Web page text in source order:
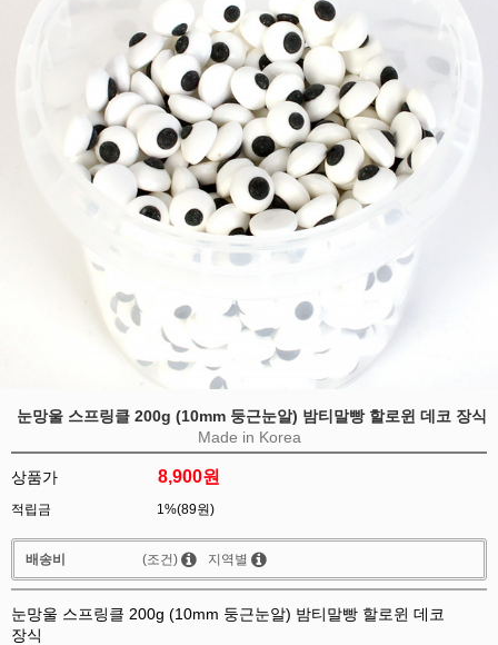
눈망울 스프링클 200g (10mm 둥근눈알) 밤티말빵 할로윈 데코 장식
Made in Korea
상품가 8,900원
적립금 1%(89원)
배송비 (조건) 지역별
눈망울 스프링클 200g (10mm 둥근눈알) 밤티말빵 할로윈 데코
장식